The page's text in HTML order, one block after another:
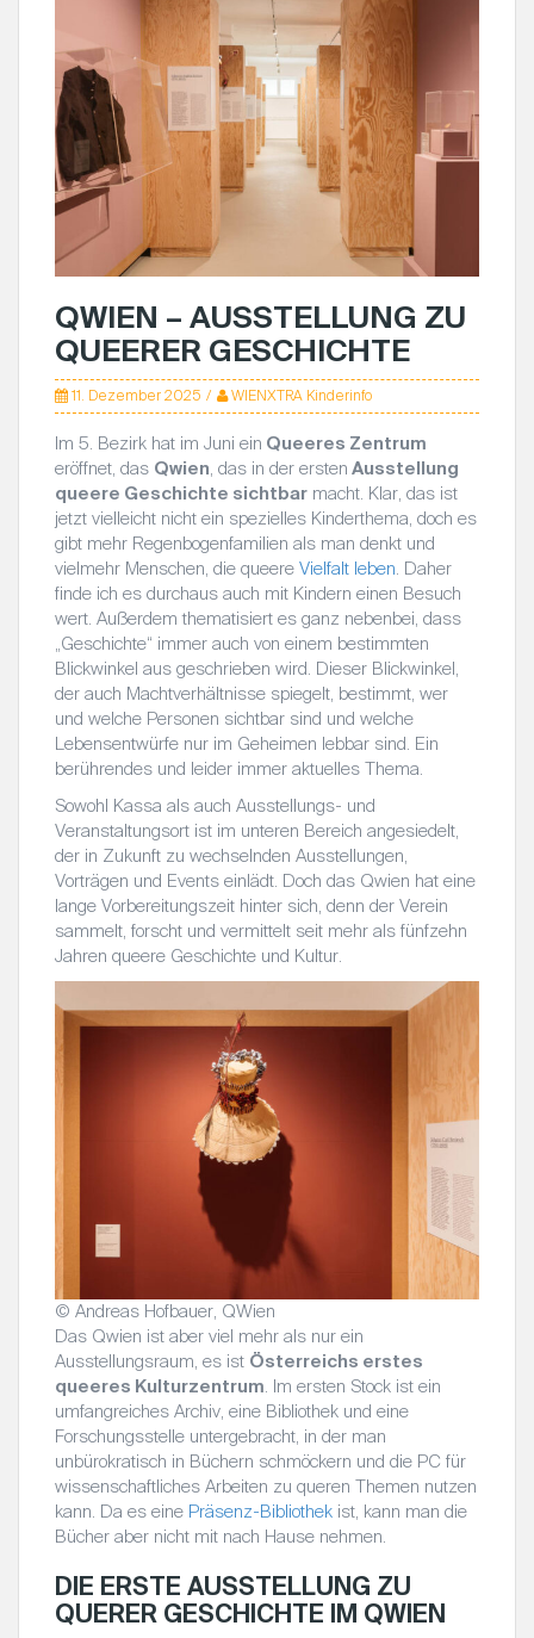
QWIEN – AUSSTELLUNG ZU
QUEERER GESCHICHTE
11. Dezember 2025 WIENXTRA Kinderinfo
Im 5. Bezirk hat im Juni ein Queeres Zentrum
eröffnet, das Qwien, das in der ersten Ausstellung
queere Geschichte sichtbar macht. Klar, das ist
jetzt vielleicht nicht ein spezielles Kinderthema, doch es
gibt mehr Regenbogenfamilien als man denkt und
vielmehr Menschen, die queere Vielfalt leben. Daher
finde ich es durchaus auch mit Kindern einen Besuch
wert. Außerdem thematisiert es ganz nebenbei, dass
„Geschichte“ immer auch von einem bestimmten
Blickwinkel aus geschrieben wird. Dieser Blickwinkel,
der auch Machtverhältnisse spiegelt, bestimmt, wer
und welche Personen sichtbar sind und welche
Lebensentwürfe nur im Geheimen lebbar sind. Ein
berührendes und leider immer aktuelles Thema.
Sowohl Kassa als auch Ausstellungs- und
Veranstaltungsort ist im unteren Bereich angesiedelt,
der in Zukunft zu wechselnden Ausstellungen,
Vorträgen und Events einlädt. Doch das Qwien hat eine
lange Vorbereitungszeit hinter sich, denn der Verein
sammelt, forscht und vermittelt seit mehr als fünfzehn
Jahren queere Geschichte und Kultur.
© Andreas Hofbauer, QWien
Das Qwien ist aber viel mehr als nur ein
Ausstellungsraum, es ist Österreichs erstes
queeres Kulturzentrum. Im ersten Stock ist ein
umfangreiches Archiv, eine Bibliothek und eine
Forschungsstelle untergebracht, in der man
unbürokratisch in Büchern schmöckern und die PC für
wissenschaftliches Arbeiten zu queren Themen nutzen
kann. Da es eine Präsenz-Bibliothek ist, kann man die
Bücher aber nicht mit nach Hause nehmen.
DIE ERSTE AUSSTELLUNG ZU
QUERER GESCHICHTE IM QWIEN